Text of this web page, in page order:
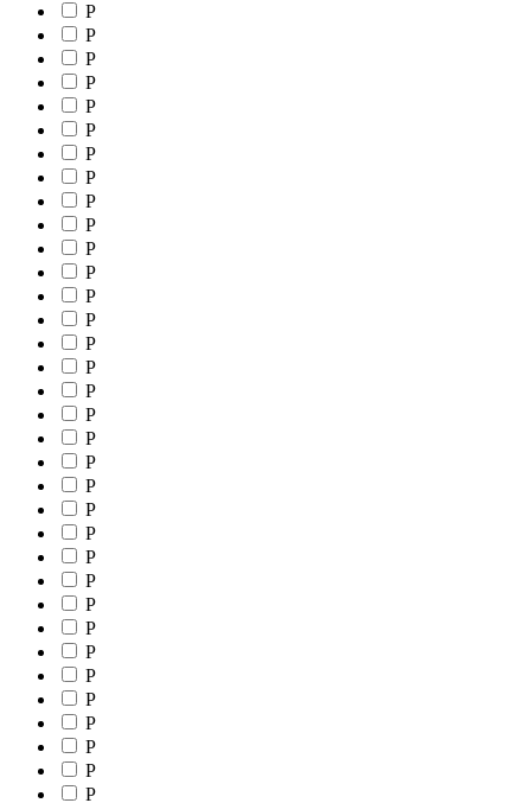
P
P
P
P
P
P
P
P
P
P
P
P
P
P
P
P
P
P
P
P
P
P
P
P
P
P
P
P
P
P
P
P
P
P